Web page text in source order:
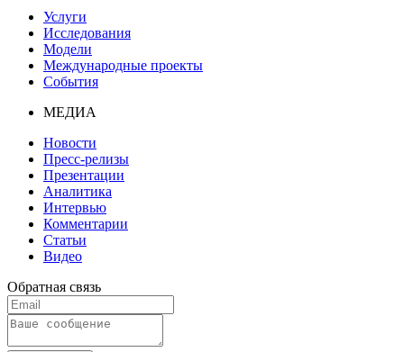
Услуги
Исследования
Модели
Международные проекты
События
МЕДИА
Новости
Пресс-релизы
Презентации
Аналитика
Интервью
Комментарии
Статьи
Видео
Обратная связь